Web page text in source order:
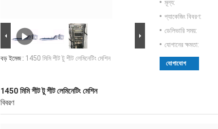
বড় ইমেজ : 1450 মিমি শীট টু শীট লেমিনেটিং মেশিন
মূল্য:
প্যাকেজিং বিবরণ:
ডেলিভারি সময়:
যোগানের ক্ষমতা:
যোগাযোগ
1450 মিমি শীট টু শীট লেমিনেটিং মেশিন
বিবরণ